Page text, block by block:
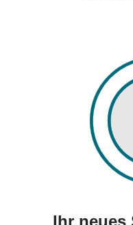
Ihr neues